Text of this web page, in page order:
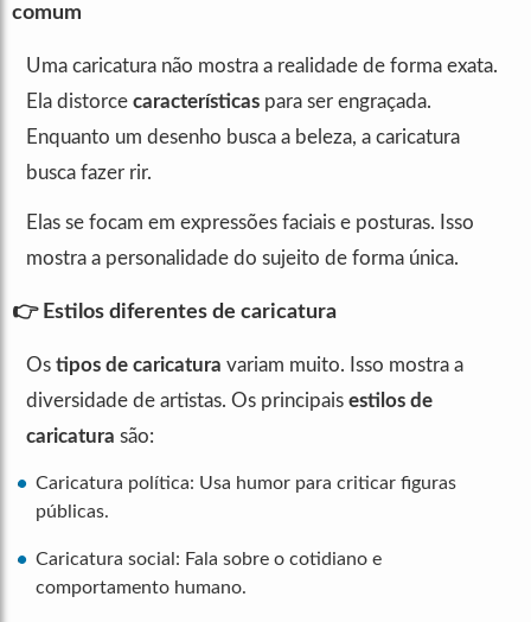
comum
Uma caricatura não mostra a realidade de forma exata.
Ela distorce características para ser engraçada.
Enquanto um desenho busca a beleza, a caricatura
busca fazer rir.
Elas se focam em expressões faciais e posturas. Isso
mostra a personalidade do sujeito de forma única.
👉 Estilos diferentes de caricatura
Os tipos de caricatura variam muito. Isso mostra a
diversidade de artistas. Os principais estilos de
caricatura são:
Caricatura política: Usa humor para criticar figuras
públicas.
Caricatura social: Fala sobre o cotidiano e
comportamento humano.